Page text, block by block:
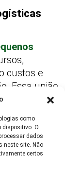
como
dispositivo. O
dados
neste site. Não
certos
custos e
Essa união
toda